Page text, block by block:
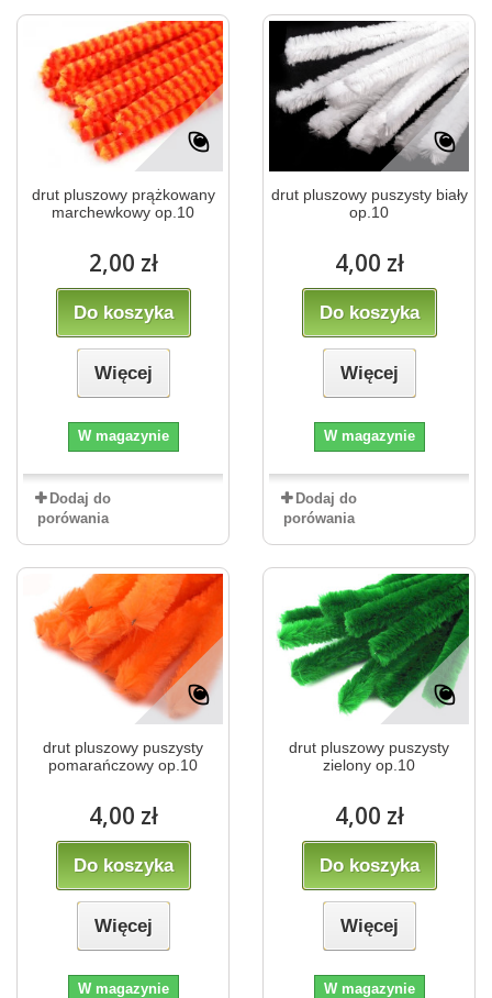
drut pluszowy prążkowany
marchewkowy op.10
2,00 zł
Do koszyka
Więcej
W magazynie
Dodaj do
porówania
drut pluszowy puszysty biały
op.10
4,00 zł
Do koszyka
Więcej
W magazynie
Dodaj do
porówania
drut pluszowy puszysty
pomarańczowy op.10
4,00 zł
Do koszyka
Więcej
W magazynie
drut pluszowy puszysty
zielony op.10
4,00 zł
Do koszyka
Więcej
W magazynie